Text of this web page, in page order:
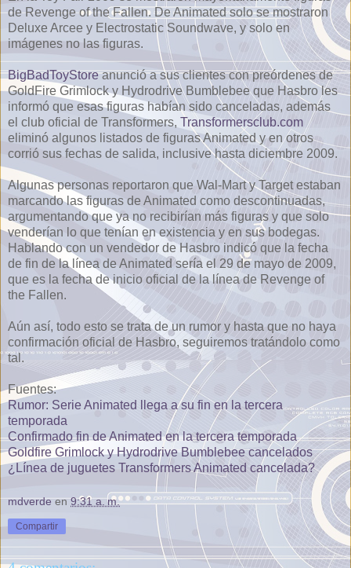
de Revenge of the Fallen. De Animated solo se mostraron
Deluxe Arcee y Electrostatic Soundwave, y solo en
imágenes no las figuras.
BigBadToyStoreanunció a sus clientes con preórdenes de
GoldFire Grimlock y Hydrodrive Bumblebee que Hasbro les
informó que esas figuras habían sido canceladas, además
el club oficial de Transformers, Transformersclub.com
eliminó algunos listados de figuras Animated y en otros
corrió sus fechas de salida, inclusive hasta diciembre 2009.
Algunas personas reportaron que Wal-Mart y Target estaban
marcando las figuras de Animated como descontinuadas,
argumentando que ya no recibirían más figuras y que solo
venderían lo que tenían en existencia y en sus bodegas.
Hablando con un vendedor de Hasbro indicó que la fecha
de fin de la línea de Animated sería el 29 de mayo de 2009,
que es la fecha de inicio oficial de la línea de Revenge of
the Fallen.
Aún así, todo esto se trata de un rumor y hasta que no haya
confirmación oficial de Hasbro, seguiremos tratándolo como
tal.
Fuentes:
Rumor: Serie Animated llega a su fin en la tercera
temporada
Confirmado fin de Animated en la tercera temporada
Goldfire Grimlock y Hydrodrive Bumblebee cancelados
¿Línea de juguetes Transformers Animated cancelada?
mdverde en9:31 a. m.
Compartir